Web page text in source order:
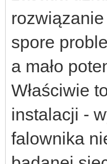
spore
a mało
Właściwie
instalacji -
falownika